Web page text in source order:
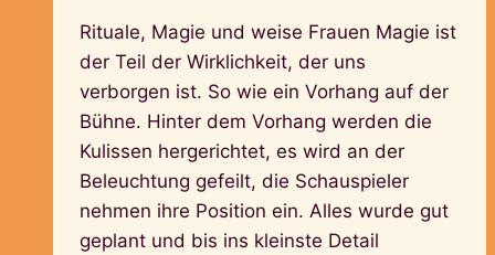
Rituale, Magie und weise Frauen Magie ist
der Teil der Wirklichkeit, der uns
verborgen ist. So wie ein Vorhang auf der
Bühne. Hinter dem Vorhang werden die
Kulissen hergerichtet, es wird an der
Beleuchtung gefeilt, die Schauspieler
nehmen ihre Position ein. Alles wurde gut
geplant und bis ins kleinste Detail